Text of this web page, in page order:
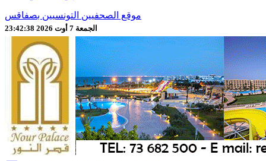
موقع الصحفيين التونسيين بصفاقس
الجمعة 7 أوت 2026 23:42:40